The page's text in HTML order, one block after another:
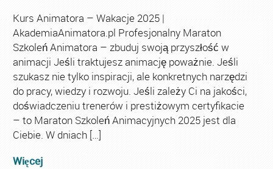
Kurs Animatora – Wakacje 2025 |
AkademiaAnimatora.pl Profesjonalny Maraton
Szkoleń Animatora – zbuduj swoją przyszłość w
animacji Jeśli traktujesz animację poważnie. Jeśli
szukasz nie tylko inspiracji, ale konkretnych narzędzi
do pracy, wiedzy i rozwoju. Jeśli zależy Ci na jakości,
doświadczeniu trenerów i prestiżowym certyfikacie
– to Maraton Szkoleń Animacyjnych 2025 jest dla
Ciebie. W dniach […]
Więcej